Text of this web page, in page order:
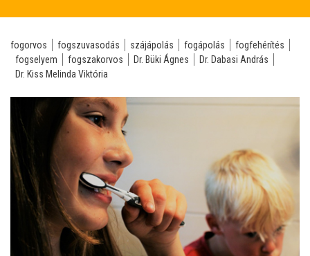
fogorvos fogszuvasodás szájápolás fogápolás
fogfehérítés
fogselyem
fogszakorvos Dr. Büki Ágnes
Dr. Dabasi András
Dr. Kiss Melinda Viktória